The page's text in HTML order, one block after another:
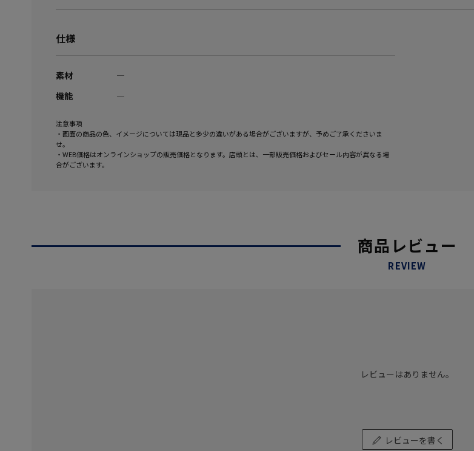
仕様
素材
―
機能
―
注意事項
・画面の商品の色、イメージについては現品と多少の違いがある場合がございますが、予めご了承くださいま
せ。
・WEB価格はオンラインショップの販売価格となります。店頭とは、一部販売価格およびセール内容が異なる場
合がございます。
商品レビュー
REVIEW
レビューはありません。
レビューを書く